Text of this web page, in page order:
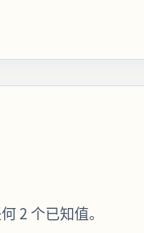
2 个已知值。